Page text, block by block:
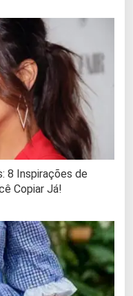
8 Inspirações de
Copiar Já!